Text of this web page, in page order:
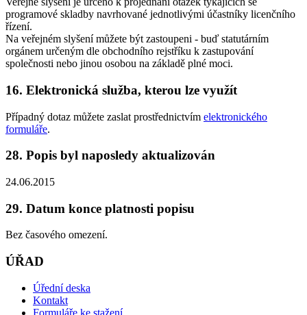
programové skladby navrhované jednotlivými účastníky licenčního
řízení.
Na veřejném slyšení můžete být zastoupeni - buď statutárním
orgánem určeným dle obchodního rejstříku k zastupování
společnosti nebo jinou osobou na základě plné moci.
16. Elektronická služba, kterou lze využít
Případný dotaz můžete zaslat prostřednictvím elektronického
formuláře.
28. Popis byl naposledy aktualizován
24.06.2015
29. Datum konce platnosti popisu
Bez časového omezení.
ÚŘAD
Úřední deska
Kontakt
Formuláře ke stažení